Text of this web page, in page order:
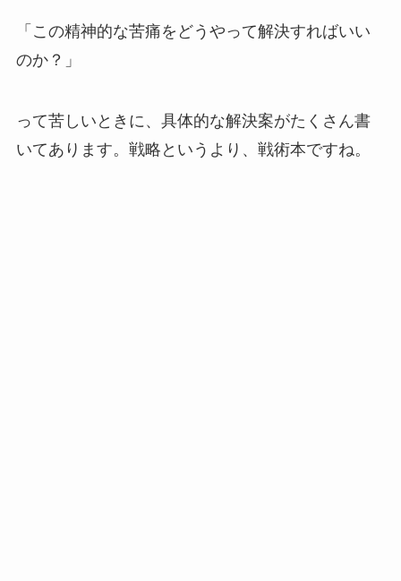
「この精神的な苦痛をどうやって解決すればいい
のか？」
って苦しいときに、具体的な解決案がたくさん書
いてあります。戦略というより、戦術本ですね。